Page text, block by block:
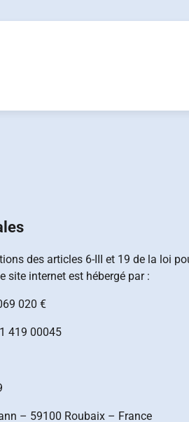
des articles 6-III et 19 de la loi
site internet est hébergé par :
020 €
419 00045
– 59100 Roubaix – France